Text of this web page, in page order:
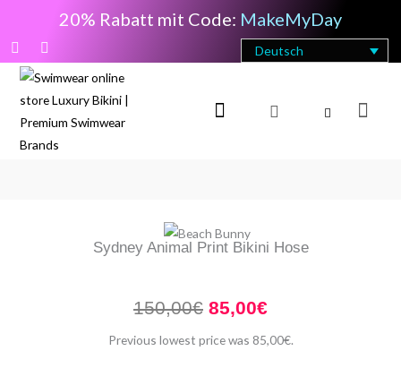
springen
F
a
c
b
o
o
k
I
n
s
a
g
r
a
20% Rabatt mit Code: MakeMyDay
Deutsch
Sydney Animal Print Bikini Hose
150,00€ 85,00€
Previous lowest price was 85,00€.